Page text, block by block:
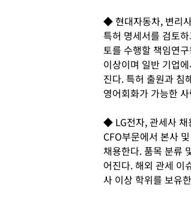
◆ 현대자동차, 변리
특허 명세서를 검토
토를 수행할 책임연
이상이며 일반 기업
진다. 특허 출원과 침
영어회화가 가능한
◆ LG전자, 관세사 채
CFO부문에서 본사
채용한다. 품목 분류
어진다. 해외 관세 이
사 이상 학위를 보유